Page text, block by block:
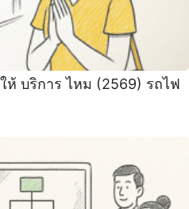
ห้ บริการ ไหม (2569) รถไฟ